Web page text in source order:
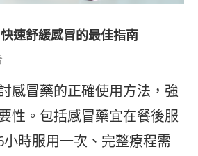
速舒緩感冒的最佳指南
感冒藥的正確使用方法，強
性。包括感冒藥宜在餐後服
時服用一次、完整療程需